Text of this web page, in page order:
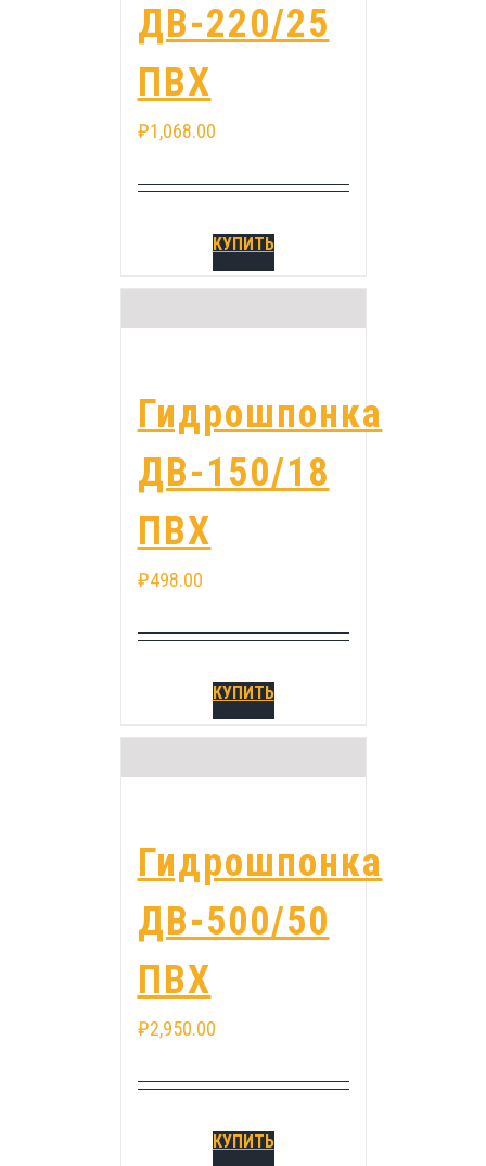
ДВ-220/25
ПВХ
₽1,068.00
КУПИТЬ
Гидрошпонка
ДВ-150/18
ПВХ
₽498.00
КУПИТЬ
Гидрошпонка
ДВ-500/50
ПВХ
₽2,950.00
КУПИТЬ